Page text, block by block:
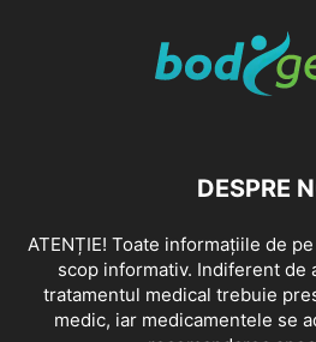
DESPRE
ATENȚIE! Toate informațiile de
scop informativ. Indiferent de
tratamentul medical trebuie
medic, iar medicamentele se